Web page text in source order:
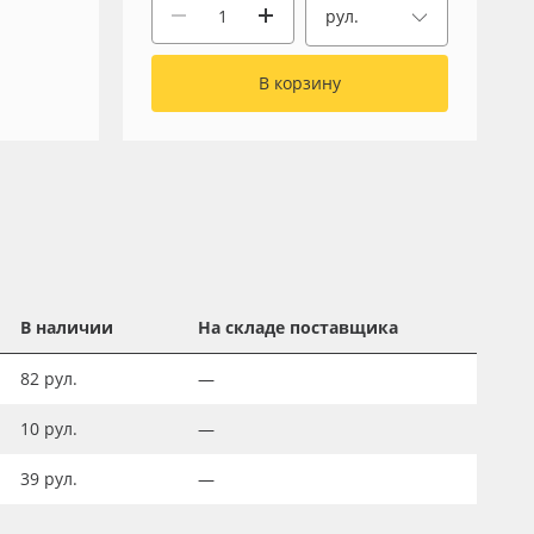
рул.
В корзину
В наличии На складе поставщика
82 рул. —
10 рул. —
39 рул. —